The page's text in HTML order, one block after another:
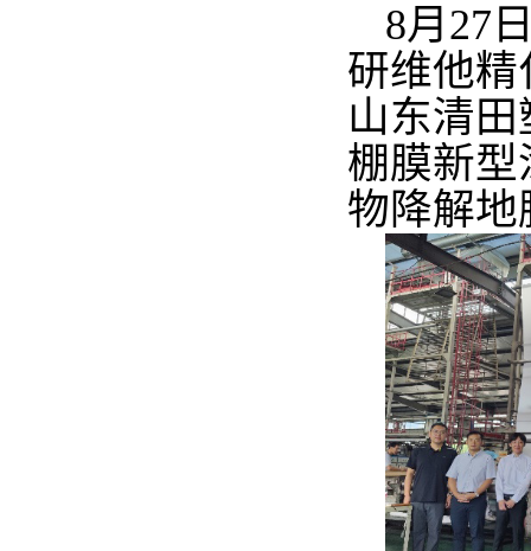
8月27
研维他
山东清
棚膜新
物降解